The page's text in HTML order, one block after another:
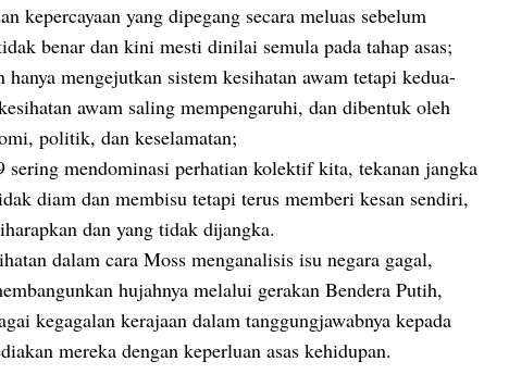
kepercayaan yang dipegang secara meluas sebelum
benar dan kini mesti dinilai semula pada tahap asas;
mengejutkan sistem kesihatan awam tetapi kedua-
awam saling mempengaruhi, dan dibentuk oleh
politik, dan keselamatan;
sering mendominasi perhatian kolektif kita, tekanan jangka
diam dan membisu tetapi terus memberi kesan sendiri,
dan yang tidak dijangka.
dalam cara Moss menganalisis isu negara gagal,
hujahnya melalui gerakan Bendera Putih,
kegagalan kerajaan dalam tanggungjawabnya kepada
mereka dengan keperluan asas kehidupan.